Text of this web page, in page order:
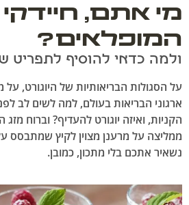
מי אתם, חיידקי
המופלאים?
ולמה כדאי להוסיף לתפריט
על הסגולות הבריאותיות של היוגורט,
ארגוני הבריאות בעולם, למה לשים לב
הקניות, ואיזה יוגורט להעדיף? וברוח
ממליצה על מרענן מצוין לקיץ שמתבסס
נשאיר אתכם בלי מתכון, כמובן.